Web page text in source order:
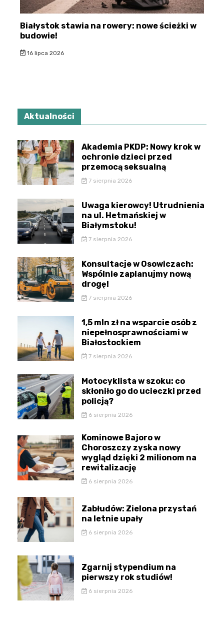
Białystok stawia na rowery: nowe ścieżki w
budowie!
16 lipca 2026
Aktualności
Akademia PKDP: Nowy krok w
ochronie dzieci przed
przemocą seksualną
7 sierpnia 2026
Uwaga kierowcy! Utrudnienia
na ul. Hetmańskiej w
Białymstoku!
7 sierpnia 2026
Konsultacje w Osowiczach:
Wspólnie zaplanujmy nową
drogę!
7 sierpnia 2026
1,5 mln zł na wsparcie osób z
niepełnosprawnościami w
Białostockiem
7 sierpnia 2026
Motocyklista w szoku: co
skłoniło go do ucieczki przed
policją?
6 sierpnia 2026
Kominowe Bajoro w
Choroszczy zyska nowy
wygląd dzięki 2 milionom na
rewitalizację
6 sierpnia 2026
Zabłudów: Zielona przystań
na letnie upały
6 sierpnia 2026
Zgarnij stypendium na
pierwszy rok studiów!
6 sierpnia 2026